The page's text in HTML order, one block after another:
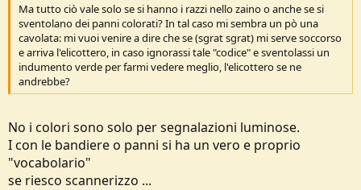
Ma tutto ciò vale solo se si hanno i razzi nello zaino o anche se si
sventolano dei panni colorati? In tal caso mi sembra un pò una
cavolata: mi vuoi venire a dire che se (sgrat sgrat) mi serve soccorso
e arriva l'elicottero, in caso ignorassi tale "codice" e sventolassi un
indumento verde per farmi vedere meglio, l'elicottero se ne
andrebbe?
No i colori sono solo per segnalazioni luminose.
I con le bandiere o panni si ha un vero e proprio
"vocabolario"
se riesco scannerizzo ...